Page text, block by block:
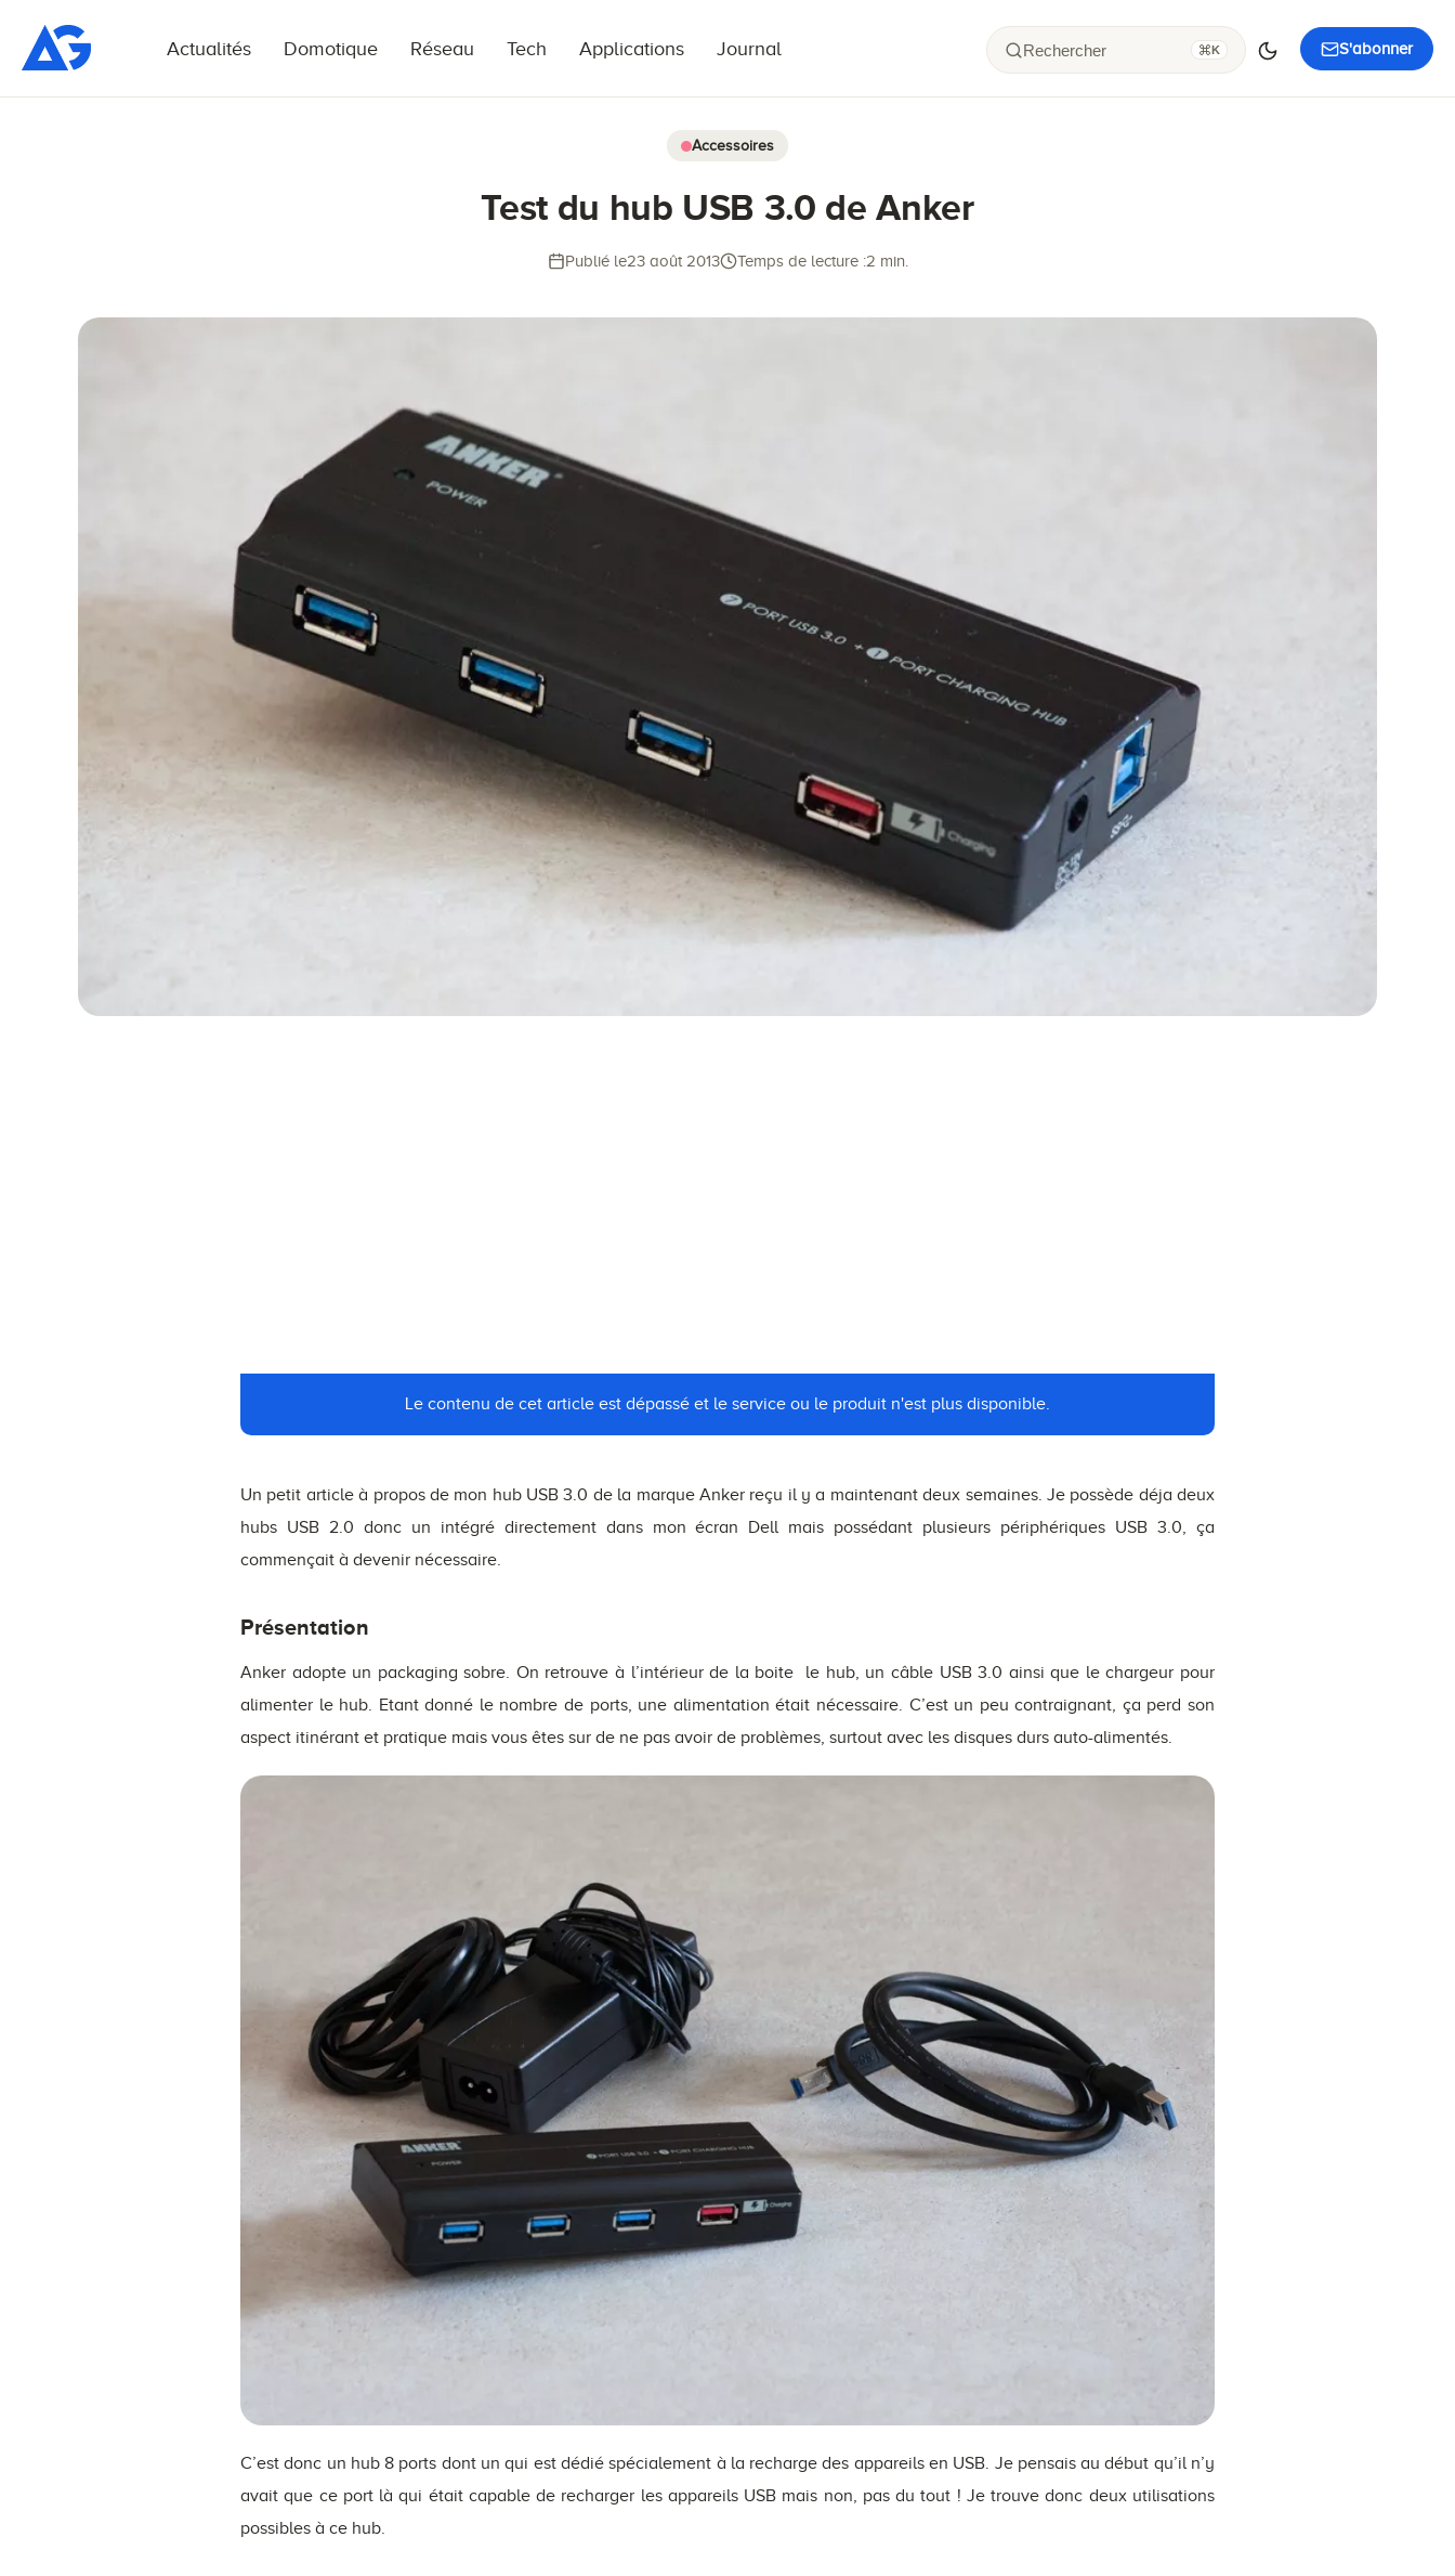
S'abonner
Rechercher K
Actualités Domotique Réseau Tech Applications Journal
Accessoires
Test du hub USB 3.0 de Anker
Publié le23 août 2013 Temps de lecture :2 min.
Le contenu de cet article est dépassé et le service ou le produit n'est plus disponible.
Un petit article à propos de mon hub USB 3.0 de la marque Anker reçu il y a maintenant deux semaines. Je possède déja deux
hubs USB 2.0 donc un intégré directement dans mon écran Dell mais possédant plusieurs périphériques USB 3.0, ça
commençait à devenir nécessaire.
Présentation
Anker adopte un packaging sobre. On retrouve à l’intérieur de la boite le hub, un câble USB 3.0 ainsi que le chargeur pour
alimenter le hub. Etant donné le nombre de ports, une alimentation était nécessaire. C’est un peu contraignant, ça perd son
aspect itinérant et pratique mais vous êtes sur de ne pas avoir de problèmes, surtout avec les disques durs auto-alimentés.
C’est donc un hub 8 ports dont un qui est dédié spécialement à la recharge des appareils en USB. Je pensais au début qu’il n’y
avait que ce port là qui était capable de recharger les appareils USB mais non, pas du tout ! Je trouve donc deux utilisations
possibles à ce hub.